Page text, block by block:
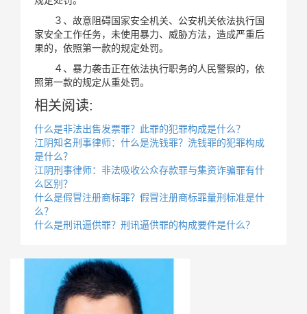
３、故意阻碍国家安全机关、公安机关依法执行国
家安全工作任务，未使用暴力、威胁方法，造成严重后
果的，依照第一款的规定处罚。
４、暴力袭击正在依法执行职务的人民警察的，依
照第一款的规定从重处罚。
相关阅读:
什么是非法出售发票罪？此罪的犯罪构成是什么？
江阴知名刑事律师：什么是洗钱罪？洗钱罪的犯罪构成
是什么？
江阴刑事律师：非法吸收公众存款罪与集资诈骗罪有什
么区别？
什么是假冒注册商标罪？假冒注册商标罪量刑标准是什
么？
什么是刑讯逼供罪？刑讯逼供罪的构成要件是什么？